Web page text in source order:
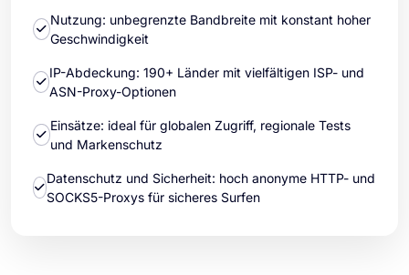
Nutzung: unbegrenzte Bandbreite mit konstant hoher
Geschwindigkeit
IP-Abdeckung: 190+ Länder mit vielfältigen ISP- und
ASN-Proxy-Optionen
Einsätze: ideal für globalen Zugriff, regionale Tests
und Markenschutz
Datenschutz und Sicherheit: hoch anonyme HTTP- und
SOCKS5-Proxys für sicheres Surfen